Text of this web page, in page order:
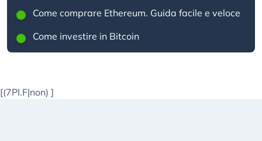
Come comprare Ethereum. Guida facile e veloce
Come investire in Bitcoin
[(7PI.F|non) ]